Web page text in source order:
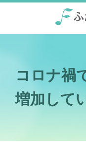
コロナ禍
増加して